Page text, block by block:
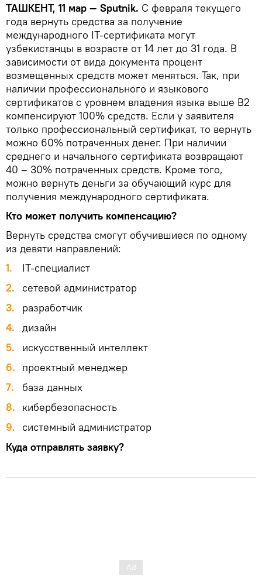
ТАШКЕНТ, 11 мар — Sputnik. С февраля текущего
года вернуть средства за получение
международного IT-сертификата могут
узбекистанцы в возрасте от 14 лет до 31 года. В
зависимости от вида документа процент
возмещенных средств может меняться. Так, при
наличии профессионального и языкового
сертификатов с уровнем владения языка выше B2
компенсируют 100% средств. Если у заявителя
только профессиональный сертификат, то вернуть
можно 60% потраченных денег. При наличии
среднего и начального сертификата возвращают
40 – 30% потраченных средств. Кроме того,
можно вернуть деньги за обучающий курс для
получения международного сертификата.
Кто может получить компенсацию?
Вернуть средства смогут обучившиеся по одному
из девяти направлений:
1.
IT-специалист
2.
сетевой администратор
3.
разработчик
4.
дизайн
5.
искусственный интеллект
6.
проектный менеджер
7.
база данных
8.
кибербезопасность
9.
системный администратор
Куда отправлять заявку?